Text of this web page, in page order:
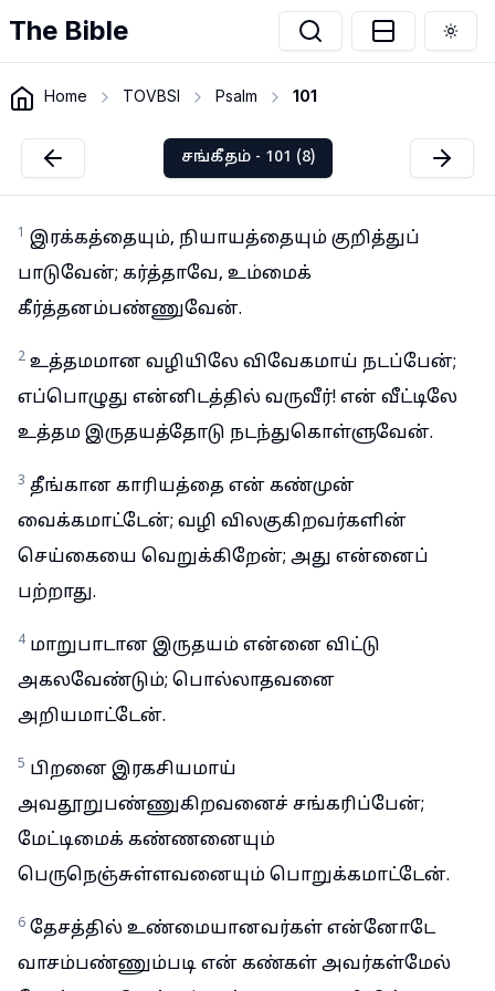
The Bible
Home TOVBSI Psalm 101
சங்கீதம் - 101 (8)
1 இரக்கத்தையும், நியாயத்தையும் குறித்துப்
பாடுவேன்; கர்த்தாவே, உம்மைக்
கீர்த்தனம்பண்ணுவேன்.
2 உத்தமமான வழியிலே விவேகமாய் நடப்பேன்;
எப்பொழுது என்னிடத்தில் வருவீர்! என் வீட்டிலே
உத்தம இருதயத்தோடு நடந்துகொள்ளுவேன்.
3 தீங்கான காரியத்தை என் கண்முன்
வைக்கமாட்டேன்; வழி விலகுகிறவர்களின்
செய்கையை வெறுக்கிறேன்; அது என்னைப்
பற்றாது.
4 மாறுபாடான இருதயம் என்னை விட்டு
அகலவேண்டும்; பொல்லாதவனை
அறியமாட்டேன்.
5 பிறனை இரகசியமாய்
அவதூறுபண்ணுகிறவனைச் சங்கரிப்பேன்;
மேட்டிமைக் கண்ணனையும்
பெருநெஞ்சுள்ளவனையும் பொறுக்கமாட்டேன்.
6 தேசத்தில் உண்மையானவர்கள் என்னோடே
வாசம்பண்ணும்படி என் கண்கள் அவர்கள்மேல்